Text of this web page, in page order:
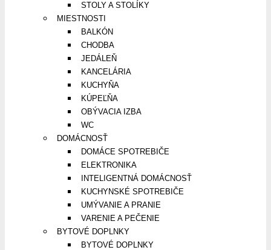
STOLY A STOLÍKY
MIESTNOSTI
BALKÓN
CHODBA
JEDÁLEŇ
KANCELÁRIA
KUCHYŇA
KÚPEĽŇA
OBÝVACIA IZBA
WC
DOMÁCNOSŤ
DOMÁCE SPOTREBIČE
ELEKTRONIKA
INTELIGENTNÁ DOMÁCNOSŤ
KUCHYNSKÉ SPOTREBIČE
UMÝVANIE A PRANIE
VARENIE A PEČENIE
BYTOVÉ DOPLNKY
BYTOVÉ DOPLNKY